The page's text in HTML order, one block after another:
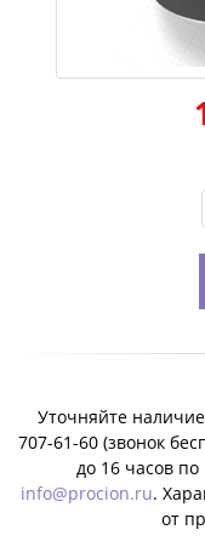
Уточняйте
707-61-60 (звонок
до 16 часов
info@procion.ru.
от